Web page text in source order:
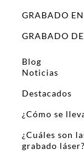
GRABADO
GRABADO
Blog
Noticias
Destacados
¿Cómo se
¿Cuáles son
grabado láser?